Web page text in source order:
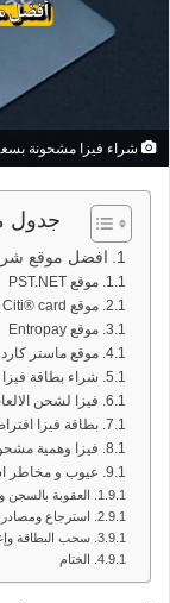
شراء فيزا مشحونة
جدول
افضل موقع
موقع PST.NET
موقع Citi® card
موقع Entropay
موقع ماستر كارد Master card
شراء بطاقة
فيزا لشحن
بطاقة فيزا
فيزا وهمية مشحونة ب 5000
عيوب و مخاطر
العقوبة
استرجاع
سحب البطاقة
الختام